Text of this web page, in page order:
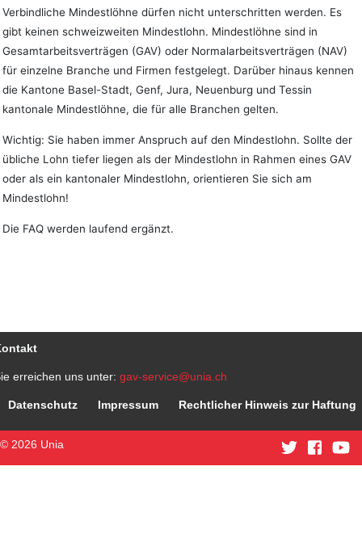
Verbindliche Mindestlöhne dürfen nicht unterschritten werden. Es
gibt keinen schweizweiten Mindestlohn. Mindestlöhne sind in
Gesamtarbeitsverträgen (GAV) oder Normalarbeitsverträgen (NAV)
für einzelne Branche und Firmen festgelegt. Darüber hinaus kennen
die Kantone Basel-Stadt, Genf, Jura, Neuenburg und Tessin
kantonale Mindestlöhne, die für alle Branchen gelten.
Wichtig: Sie haben immer Anspruch auf den Mindestlohn. Sollte der
übliche Lohn tiefer liegen als der Mindestlohn in Rahmen eines GAV
oder als ein kantonaler Mindestlohn, orientieren Sie sich am
Mindestlohn!
Die FAQ werden laufend ergänzt.
erreichen uns unter: gav-service@unia.ch
Datenschutz Impressum Rechtlicher Hinweis zur Haftung
© 2026 Unia